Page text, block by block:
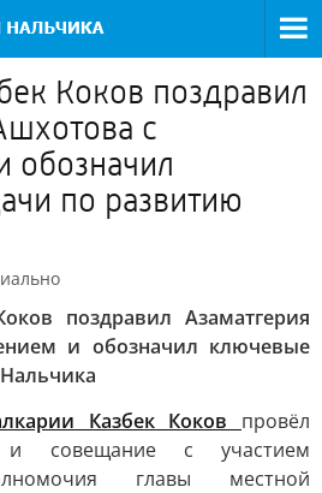
Коков поздравил
с
обозначил
по развитию
поздравил Азаматгерия
и обозначил ключевые
Казбек Коков провёл
и совещание с участием
главы местной